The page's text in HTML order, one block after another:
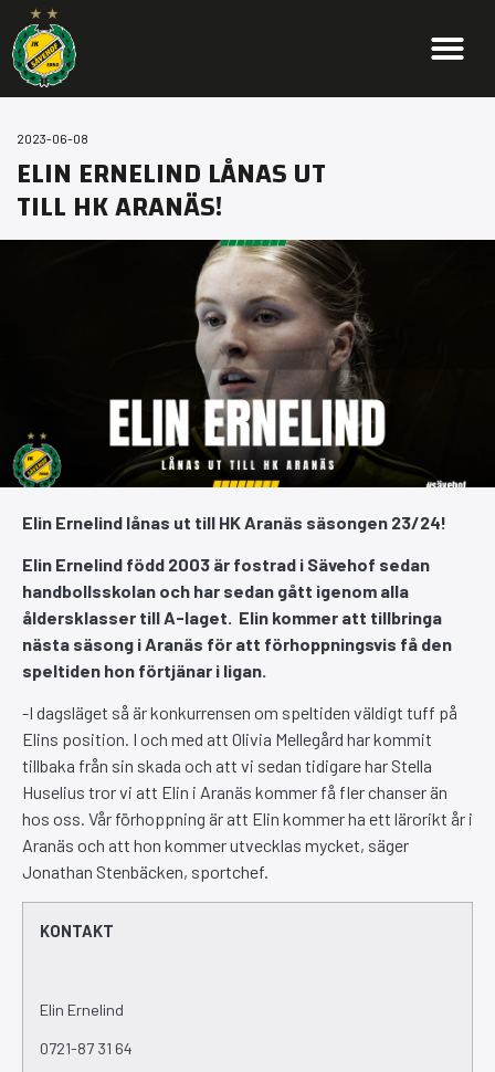
2023-06-08
ELIN ERNELIND LÅNAS UT
TILL HK ARANÄS!
Elin Ernelind lånas ut till HK Aranäs säsongen 23/24!
Elin Ernelind född 2003 är fostrad i Sävehof sedan
handbollsskolan och har sedan gått igenom alla
åldersklasser till A-laget. Elin kommer att tillbringa
nästa säsong i Aranäs för att förhoppningsvis få den
speltiden hon förtjänar i ligan.
-I dagsläget så är konkurrensen om speltiden väldigt tuff på
Elins position. I och med att Olivia Mellegård har kommit
tillbaka från sin skada och att vi sedan tidigare har Stella
Huselius tror vi att Elin i Aranäs kommer få fler chanser än
hos oss. Vår förhoppning är att Elin kommer ha ett lärorikt år i
Aranäs och att hon kommer utvecklas mycket, säger
Jonathan Stenbäcken, sportchef.
KONTAKT
Elin Ernelind
0721-87 31 64